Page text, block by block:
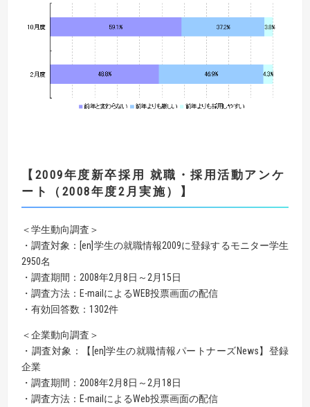
【2009年度新卒採用 就職・採用活動アンケ
ート（2008年度2月実施）】
＜学生動向調査＞
・調査対象：[en]学生の就職情報2009に登録するモニター学生
2950名
・調査期間：2008年2月8日～2月15日
・調査方法：E-mailによるWEB投票画面の配信
・有効回答数：1302件
＜企業動向調査＞
・調査対象：【[en]学生の就職情報パートナーズNews】登録
企業
・調査期間：2008年2月8日～2月18日
・調査方法：E-mailによるWeb投票画面の配信